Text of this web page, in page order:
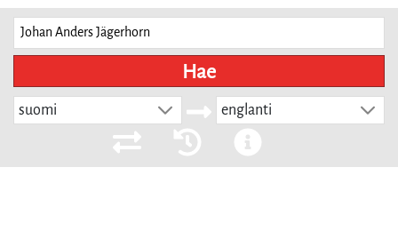
Hae
suomi englanti